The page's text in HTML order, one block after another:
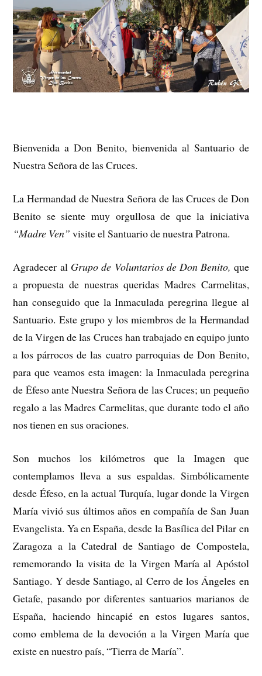
Bienvenida a Don Benito, bienvenida al Santuario de
Nuestra Señora de las Cruces.
La Hermandad de Nuestra Señora de las Cruces de Don
Benito se siente muy orgullosa de que la iniciativa
“Madre Ven” visite el Santuario de nuestra Patrona.
Agradecer al Grupo de Voluntarios de Don Benito, que
a propuesta de nuestras queridas Madres Carmelitas,
han conseguido que la Inmaculada peregrina llegue al
Santuario. Este grupo y los miembros de la Hermandad
de la Virgen de las Cruces han trabajado en equipo junto
a los párrocos de las cuatro parroquias de Don Benito,
para que veamos esta imagen: la Inmaculada peregrina
de Éfeso ante Nuestra Señora de las Cruces; un pequeño
regalo a las Madres Carmelitas, que durante todo el año
nos tienen en sus oraciones.
Son muchos los kilómetros que la Imagen que
contemplamos lleva a sus espaldas. Simbólicamente
desde Éfeso, en la actual Turquía, lugar donde la Virgen
María vivió sus últimos años en compañía de San Juan
Evangelista. Ya en España, desde la Basílica del Pilar en
Zaragoza a la Catedral de Santiago de Compostela,
rememorando la visita de la Virgen María al Apóstol
Santiago. Y desde Santiago, al Cerro de los Ángeles en
Getafe, pasando por diferentes santuarios marianos de
España, haciendo hincapié en estos lugares santos,
como emblema de la devoción a la Virgen María que
existe en nuestro país, “Tierra de María”.